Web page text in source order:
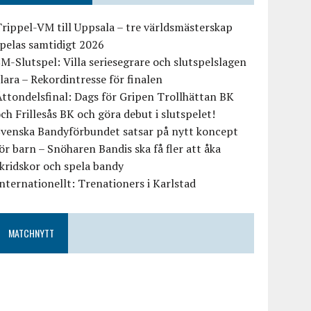
VM till Uppsala – tre världsmästerskap
samtidigt 2026
Slutspel: Villa seriesegrare och slutspelslagen
– Rekordintresse för finalen
Dags för Gripen Trollhättan BK
Frillesås BK och göra debut i slutspelet!
Bandyförbundet satsar på nytt koncept
barn – Snöharen Bandis ska få fler att åka
och spela bandy
Trenationers i Karlstad
MATCHNYTT